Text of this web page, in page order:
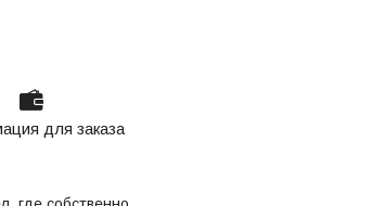
для заказа